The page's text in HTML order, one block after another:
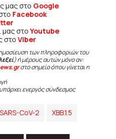
μας στο Google
Facebook
μας στοYoutube
στο Viber
των πληροφοριών του
) ή μέρους αυτών μόνο αν:
στο σημείο όπου γίνεται η
ενεργός σύνδεσμος
SARS-CoV-2 ΧΒΒ.1.5